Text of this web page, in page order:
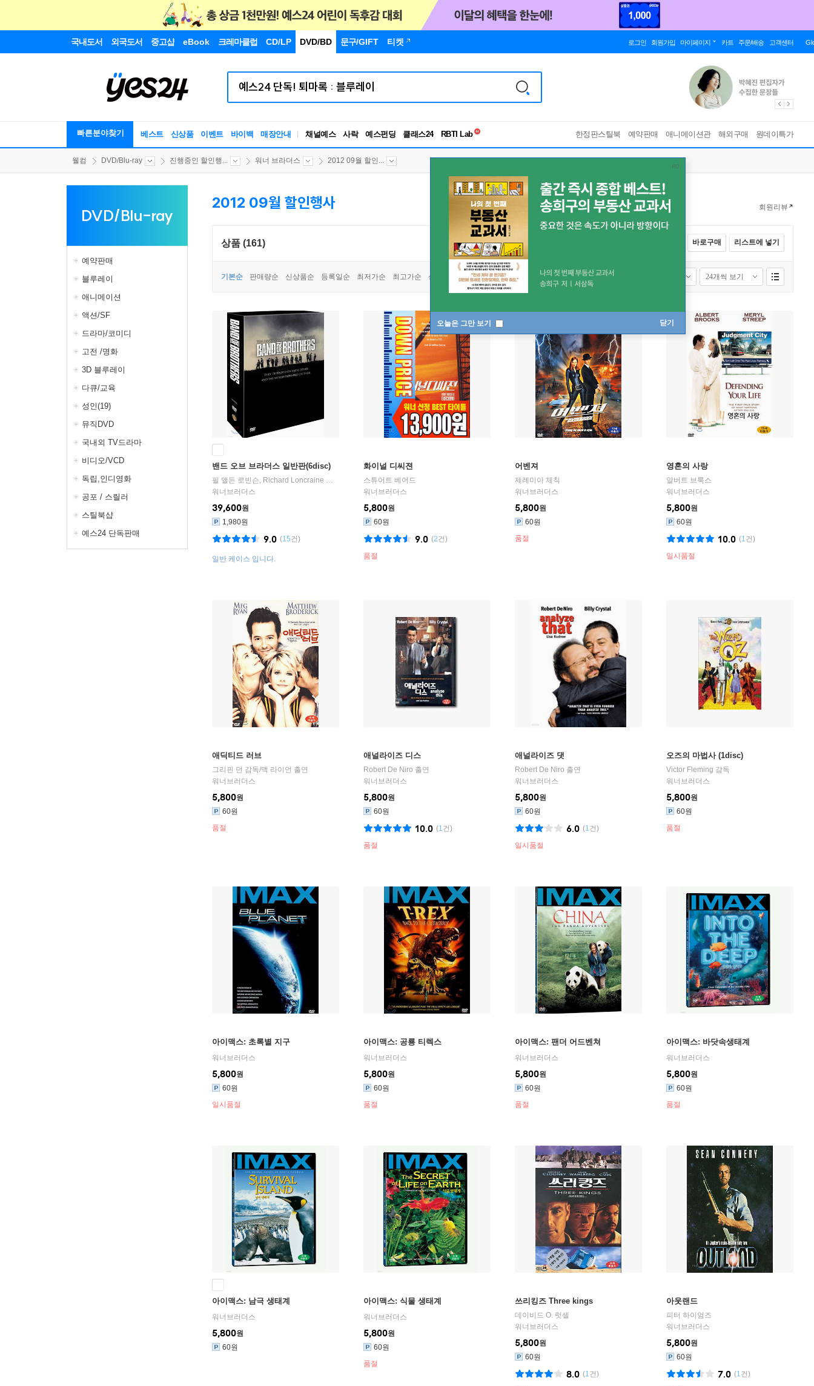
국내도서 외국도서 중고샵 eBook 크레마클럽 CD/LP DVD/BD 문구/GIFT 티켓 로그인 회원가입 마이페이지 카트 주문/배송 고객센터
빠른분야찾기 베스트 신상품 이벤트 바이백 매장안내 채널예스 사락 예스펀딩 클래스24
독서유형검사
한정판스틸북 예약판매 애니메이션관 해외구매 원데이특가
오늘은 그만 보기 닫기
웰컴 DVD/Blu-ray 진행중인 할인행... 워너 브라더스 2012 09월 할인...
DVD/Blu-ray
예약판매
블루레이
애니메이션
액션/SF
드라마/코미디
고전 /명화
3D 블루레이
다큐/교육
성인(19)
뮤직DVD
국내외 TV드라마
비디오/VCD
독립,인디영화
공포 / 스릴러
스틸북샵
예스24 단독판매
2012 09월 할인행사 회원리뷰
상품 (161) 바로구매 리스트에 넣기
기본순 판매량순 신상품순 등록일순 최저가순 최고가순 상품명순
밴드 오브 브라더스 일반판(6disc)
필 앨든 로빈슨, Richard Loncraine 스코트 그라임즈,매튜 새틀
워너브러더스
일반 케이스 입니다.
39,600원
1,980원
(15건)
9.0
화이널 디씨젼
스튜어트 베어드
워너브러더스
5,800원
60원
(2건)
9.0
품절
어벤져
제레미아 체칙
워너브러더스
5,800원
60원
품절
영혼의 사랑
알버트 브룩스
워너브러더스
5,800원
60원
(1건)
10.0
일시품절
애딕티드 러브
그리핀 던 감독/맥 라이언 출연
워너브러더스
5,800원
60원
품절
애널라이즈 디스
Robert De Niro 출연
워너브러더스
5,800원
60원
(1건)
10.0
품절
애널라이즈 댓
Robert De Niro 출연
워너브러더스
5,800원
60원
(1건)
6.0
일시품절
오즈의 마법사 (1disc)
Victor Fleming 감독
워너브러더스
5,800원
60원
품절
아이맥스: 초록별 지구
워너브러더스
5,800원
60원
일시품절
아이맥스: 공룡 티렉스
워너브러더스
5,800원
60원
품절
아이맥스: 팬더 어드벤쳐
워너브러더스
5,800원
60원
품절
아이맥스: 바닷속생태계
워너브러더스
5,800원
60원
품절
아이맥스: 남극 생태계
워너브러더스
5,800원
60원
아이맥스: 식물 생태계
워너브러더스
5,800원
60원
품절
쓰리킹즈 Three kings
데이비드 O. 럿셀
워너브러더스
5,800원
60원
(1건)
8.0
아웃랜드
피터 하이엄즈
워너브러더스
5,800원
60원
(1건)
7.0